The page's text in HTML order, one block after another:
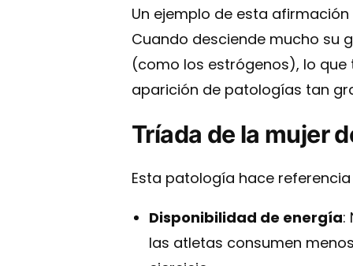
Un ejemplo de esta
Cuando desciende mucho su
(como los estrógenos), lo
aparición de patologías tan
Tríada de la mujer
Esta patología hace
Disponibilidad de energía:
las atletas consumen